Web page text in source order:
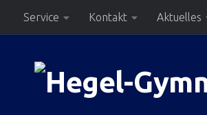
Zum Inhalt springen
Service Kontakt Aktuelles